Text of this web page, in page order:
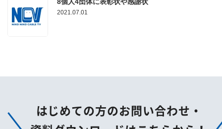
2021.07.01
はじめての方のお問い合わせ・